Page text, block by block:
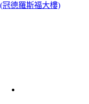
(冠德羅斯福大樓)